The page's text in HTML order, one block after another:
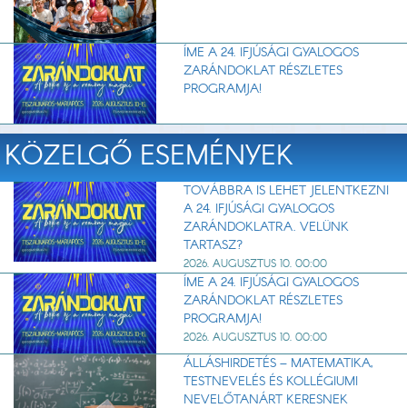
ÍME A 24. IFJÚSÁGI GYALOGOS
ZARÁNDOKLAT RÉSZLETES
PROGRAMJA!
KÖZELGŐ ESEMÉNYEK
TOVÁBBRA IS LEHET JELENTKEZNI
A 24. IFJÚSÁGI GYALOGOS
ZARÁNDOKLATRA. VELÜNK
TARTASZ?
2026. AUGUSZTUS 10. 00:00
ÍME A 24. IFJÚSÁGI GYALOGOS
ZARÁNDOKLAT RÉSZLETES
PROGRAMJA!
2026. AUGUSZTUS 10. 00:00
ÁLLÁSHIRDETÉS – MATEMATIKA,
TESTNEVELÉS ÉS KOLLÉGIUMI
NEVELŐTANÁRT KERESNEK